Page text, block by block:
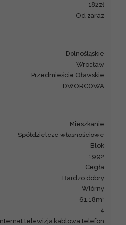
182zł
od zaraz
dolnośląskie
Wrocław
Przedmieście Oławskie
DWORCOWA
mieszkanie
Spółdzielcze własnościowe
blok
1992
cegła
Bardzo dobry
Wtórny
61,18m 2
4
internet telewizja kablowa telefon